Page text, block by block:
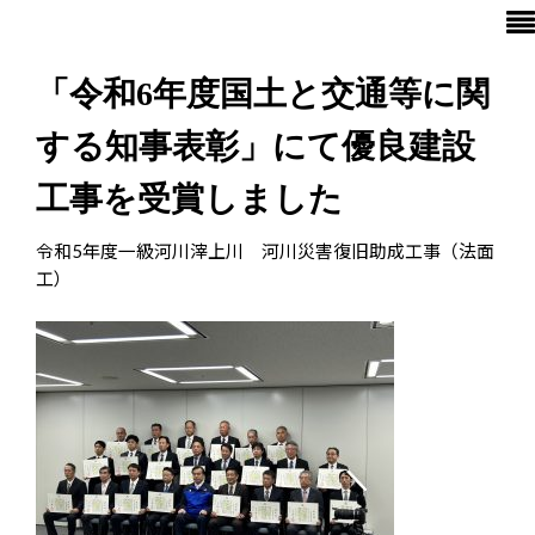
「令和6年度国土と交通等に関
する知事表彰」にて優良建設
工事を受賞しました
令和5年度一級河川滓上川 河川災害復旧助成工事（法面
工）